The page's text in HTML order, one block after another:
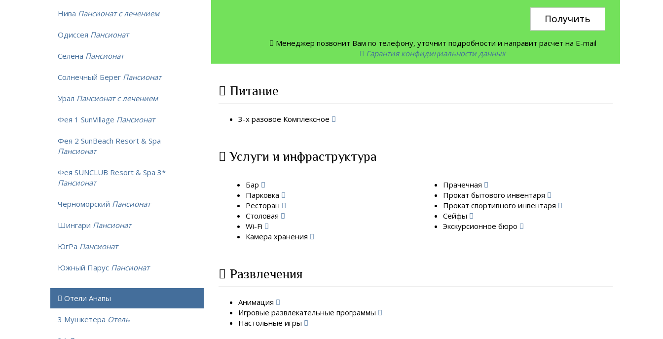
Получить
Менеджер позвонит Вам по телефону, уточнит подробности и направит расчет на E-mail
Гарантия конфидициальности данных
Питание
3-х разовое Комплексное
Услуги и инфраструктура
Бар
Парковка
Ресторан
Столовая
Wi-Fi
Камера хранения
Прачечная
Прокат бытового инвентаря
Прокат спортивного инвентаря
Сейфы
Экскурсионное бюро
Развлечения
Анимация
Игровые развлекательные программы
Настольные игры
Нива Пансионат с лечением
Одиссея Пансионат
Селена Пансионат
Солнечный Берег Пансионат
Урал Пансионат с лечением
Фея 1 SunVillage Пансионат
Фея 2 SunBeach Resort & Spa
Пансионат
Фея SUNCLUB Resort & Spa 3*
Пансионат
Черноморский Пансионат
Шингари Пансионат
ЮгРа Пансионат
Южный Парус Пансионат
Отели Анапы
3 Мушкетера Отель